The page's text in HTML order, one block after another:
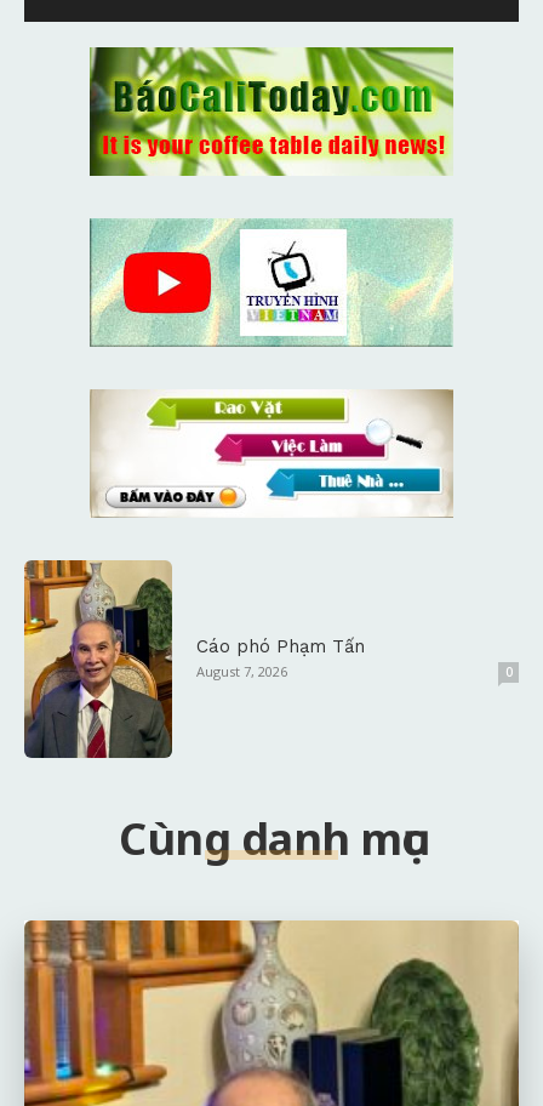
Cáo phó Phạm Tấn
August 7, 2026 0
Cùng danh mục